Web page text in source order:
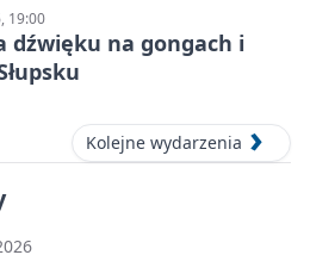
19:00
dźwięku na gongach i
Kolejne wydarzenia